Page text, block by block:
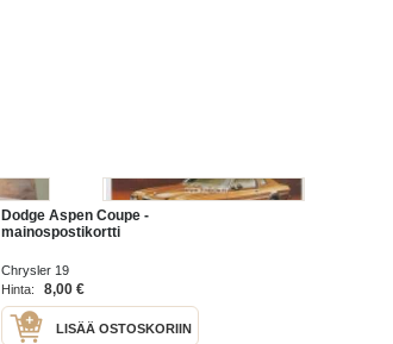
Dodge Aspen Coupe -
mainospostikortti
Chrysler 19
Hinta:
8,00 €
LISÄÄ OSTOSKORIIN